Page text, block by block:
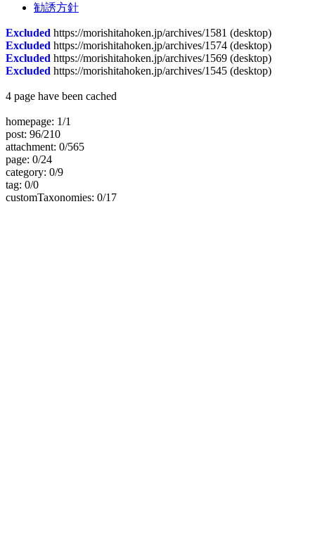
勧誘方針
Excluded https://morishitahoken.jp/archives/1581 (desktop)
Excluded https://morishitahoken.jp/archives/1574 (desktop)
Excluded https://morishitahoken.jp/archives/1569 (desktop)
Excluded https://morishitahoken.jp/archives/1545 (desktop)
4 page have been cached
homepage: 1/1
post: 96/210
attachment: 0/565
page: 0/24
category: 0/9
tag: 0/0
customTaxonomies: 0/17